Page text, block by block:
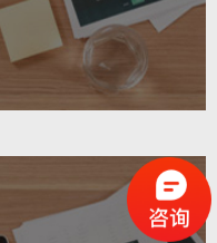
TRIZ创新方法：
• 创新点金术.
• 前苏联军事、工业、航空航